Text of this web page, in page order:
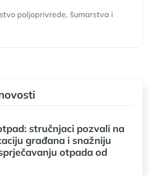
poljoprivrede, šumarstva i
stručnjaci pozvali na
građana i snažniju
otpada od